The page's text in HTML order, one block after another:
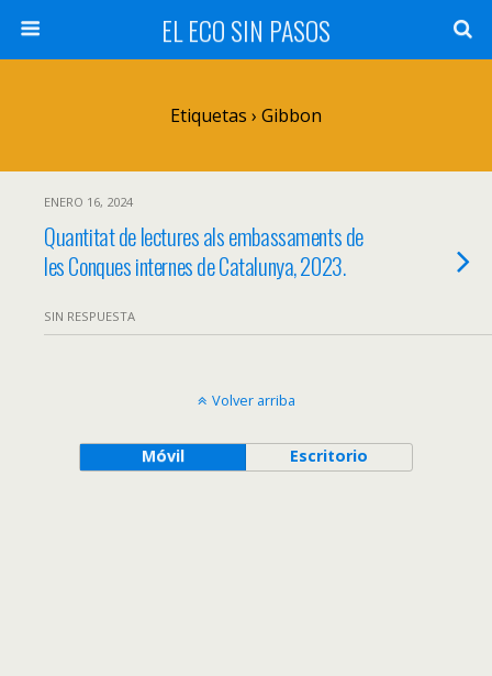
EL ECO SIN PASOS
Etiquetas › Gibbon
ENERO 16, 2024
Quantitat de lectures als embassaments de
les Conques internes de Catalunya, 2023.
SIN RESPUESTA
Volver arriba
Móvil Escritorio